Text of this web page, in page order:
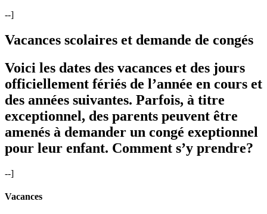
--]
Vacances scolaires et demande de congés
Voici les dates des vacances et des jours
officiellement fériés de l’année en cours et
des années suivantes. Parfois, à titre
exceptionnel, des parents peuvent être
amenés à demander un congé exeptionnel
pour leur enfant. Comment s’y prendre?
--]
Vacances